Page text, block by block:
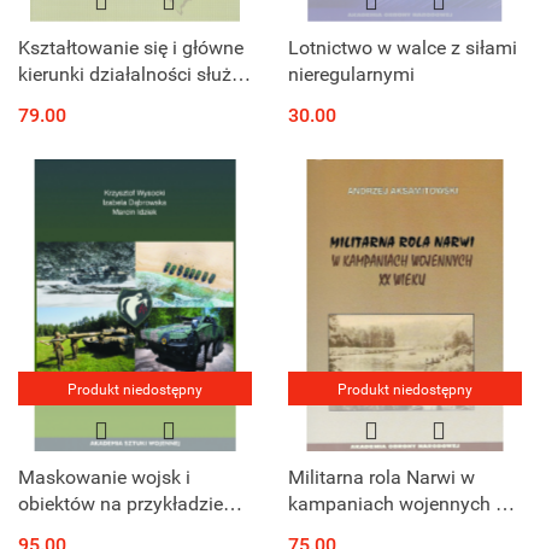
Kształtowanie się i główne
kierunki działalności służb
w systemie
bezpieczeństwa
79.00
Lotnictwo w walce z siłami
nieregularnymi
30.00
Produkt niedostępny
Maskowanie wojsk i
obiektów na przykładzie
Produkt niedostępny
Militarna rola Narwi w
kampaniach wojennych XX